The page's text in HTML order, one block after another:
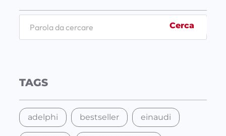
c
Cerca
TAGS
adelphi bestseller einaudi